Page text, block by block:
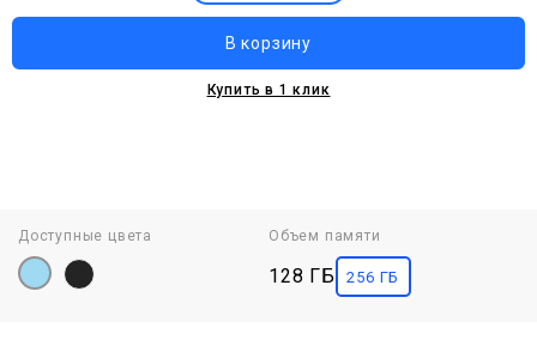
Купить в 1 клик
Доступные цвета Объем памяти
128 ГБ 256 ГБ